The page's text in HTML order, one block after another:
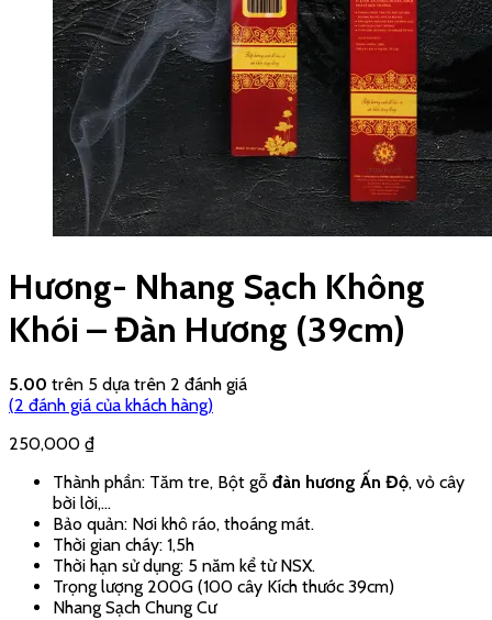
Hương- Nhang Sạch Không
Khói – Đàn Hương (39cm)
5.00 trên 5 dựa trên 2 đánh giá
(2 đánh giá của khách hàng)
250,000 ₫
Thành phần: Tăm tre, Bột gỗ đàn hương Ấn Độ, vỏ cây
bời lời,…
Bảo quản: Nơi khô ráo, thoáng mát.
Thời gian cháy: 1,5h
Thời hạn sử dụng: 5 năm kể từ NSX.
Trọng lượng 200G (100 cây Kích thước 39cm)
Nhang Sạch Chung Cư